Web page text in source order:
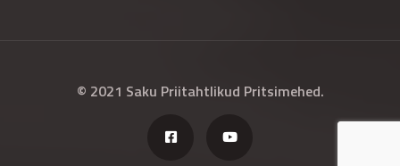
© 2021 Saku Priitahtlikud Pritsimehed.